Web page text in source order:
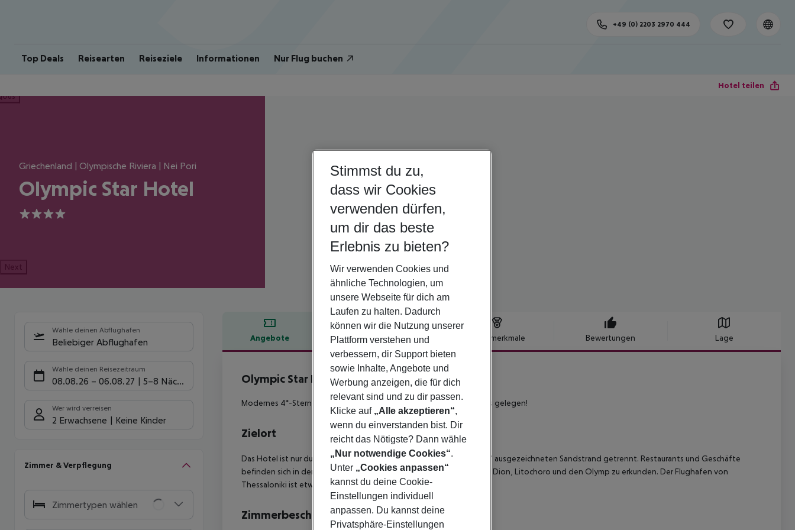
Top Deals Reisearten Reiseziele Informationen Nur Flug buchen
+49 (0) 2203 2970 444
Hotel teilen
Griechenland | Olympische Riviera | Nei Pori
Olympic Star Hotel
4
Next
Wähle deinen Abflughafen
Beliebiger Abflughafen
Wähle deinen Reisezeitraum
08.08.26 – 06.08.27 5-8 Nächte
Wer wird verreisen
2 Erwachsene Keine Kinder
Zimmer & Verpflegung
Zimmertypen wählen
Angebote Hotelbeschreibung Hotelmerkmale Bewertungen Lage
Hotelbeschreibung
Olympic Star Hotel
Modernes 4*-Sterne Hotel, wundervoll oberhalb eines Sandstrandes gelegen!
Zielort
Das Hotel ist nur durch die Strandstrasse vom mit der "Blauen Flagge" ausgezeichneten Sandstrand getrennt. Restaurants und Geschäfte
befinden sich in der Nähe und die Lage ist ideal, um schöne Orte wie Dion, Litochoro und den Olymp zu erkunden. Der Flughafen von
Thessaloniki ist etwa 100 km entfernt.
Zimmerbeschreibung
Stimmst du zu,
dass wir Cookies
verwenden dürfen,
um dir das beste
Erlebnis zu bieten?
Wir verwenden Cookies und
ähnliche Technologien, um
unsere Webseite für dich am
Laufen zu halten. Dadurch
können wir die Nutzung unserer
Plattform verstehen und
verbessern, dir Support bieten
sowie Inhalte, Angebote und
Werbung anzeigen, die für dich
relevant sind und zu dir passen.
Klicke auf „Alle akzeptieren“,
wenn du einverstanden bist. Dir
reicht das Nötigste? Dann wähle
„Nur notwendige Cookies“.
Unter „Cookies anpassen“
kannst du deine Cookie-
Einstellungen individuell
anpassen. Du kannst deine
Privatsphäre-Einstellungen